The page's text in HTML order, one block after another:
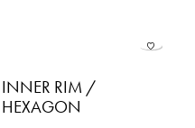
INNER RIM /
HEXAGON